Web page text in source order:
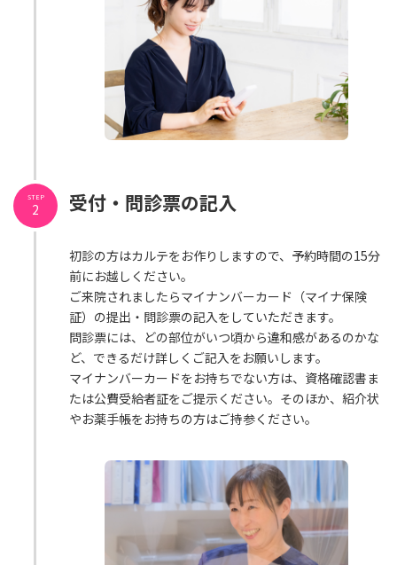
受付・問診票の記入
初診の方はカルテをお作りしますので、予約時間の15分
前にお越しください。
ご来院されましたらマイナンバーカード（マイナ保険
証）の提出・問診票の記入をしていただきます。
問診票には、どの部位がいつ頃から違和感があるのかな
ど、できるだけ詳しくご記入をお願いします。
マイナンバーカードをお持ちでない方は、資格確認書ま
たは公費受給者証をご提示ください。そのほか、紹介状
やお薬手帳をお持ちの方はご持参ください。
STEP
2